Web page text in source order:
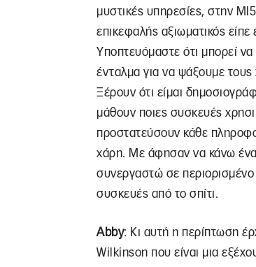
μυστικές υπηρεσίες, στην
επικεφαλής αξιωματικός
Υποπτευόμαστε ότι μπορεί
ένταλμα για να ψάξουμε τους
Ξέρουν ότι είμαι
μάθουν ποιες συσκευές
προστατεύσουν κάθε
χάρη. Με άφησαν να κάνω
συνεργαστώ σε περιορισμένο
συσκευές από το σπίτι.
Abby: Κι αυτή η περίπτωση
Wilkinson που είναι μια